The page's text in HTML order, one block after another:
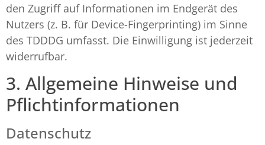
den Zugriff auf Informationen im Endgerät des
Nutzers (z. B. für Device-Fingerprinting) im Sinne
des TDDDG umfasst. Die Einwilligung ist jederzeit
widerrufbar.
3. Allgemeine Hinweise und
Pflicht­informationen
Datenschutz